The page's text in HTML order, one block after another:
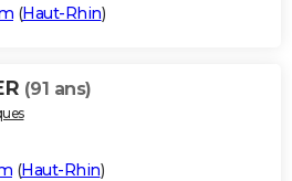
(Haut-Rhin)
(91 ans)
(Haut-Rhin)